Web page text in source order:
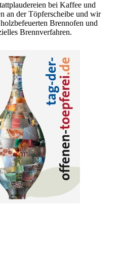
bei Kaffee und
an der Töpferscheibe und wir
Brennofen und
Brennverfahren.